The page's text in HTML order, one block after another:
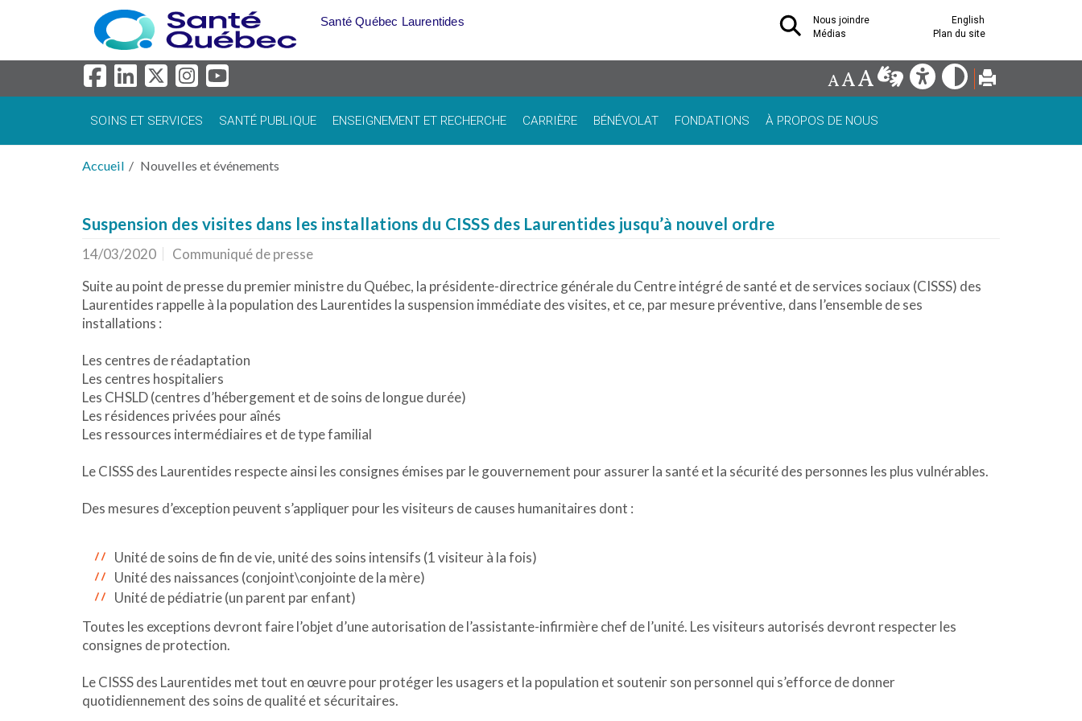
Aller au menu principal
Nous joindre
English
Médias
Plan du site
Santé Québec Laurentides
SOINS ET SERVICES SANTÉ PUBLIQUE ENSEIGNEMENT ET RECHERCHE CARRIÈRE BÉNÉVOLAT FONDATIONS À PROPOS DE NOUS
Accueil Nouvelles et événements
Suspension des visites dans les installations du CISSS des Laurentides jusqu’à nouvel ordre
14/03/2020
Communiqué de presse
Suite au point de presse du premier ministre du Québec, la présidente-directrice générale du Centre intégré de santé et de services sociaux (CISSS) des
Laurentides rappelle à la population des Laurentides la suspension immédiate des visites, et ce, par mesure préventive, dans l’ensemble de ses
installations :
Les centres de réadaptation
Les centres hospitaliers
Les CHSLD (centres d’hébergement et de soins de longue durée)
Les résidences privées pour aînés
Les ressources intermédiaires et de type familial
Le CISSS des Laurentides respecte ainsi les consignes émises par le gouvernement pour assurer la santé et la sécurité des personnes les plus vulnérables.
Des mesures d’exception peuvent s’appliquer pour les visiteurs de causes humanitaires dont :
Unité de soins de fin de vie, unité des soins intensifs (1 visiteur à la fois)
Unité des naissances (conjoint\conjointe de la mère)
Unité de pédiatrie (un parent par enfant)
Toutes les exceptions devront faire l’objet d’une autorisation de l’assistante-infirmière chef de l’unité. Les visiteurs autorisés devront respecter les
consignes de protection.
Le CISSS des Laurentides met tout en œuvre pour protéger les usagers et la population et soutenir son personnel qui s’efforce de donner
quotidiennement des soins de qualité et sécuritaires.